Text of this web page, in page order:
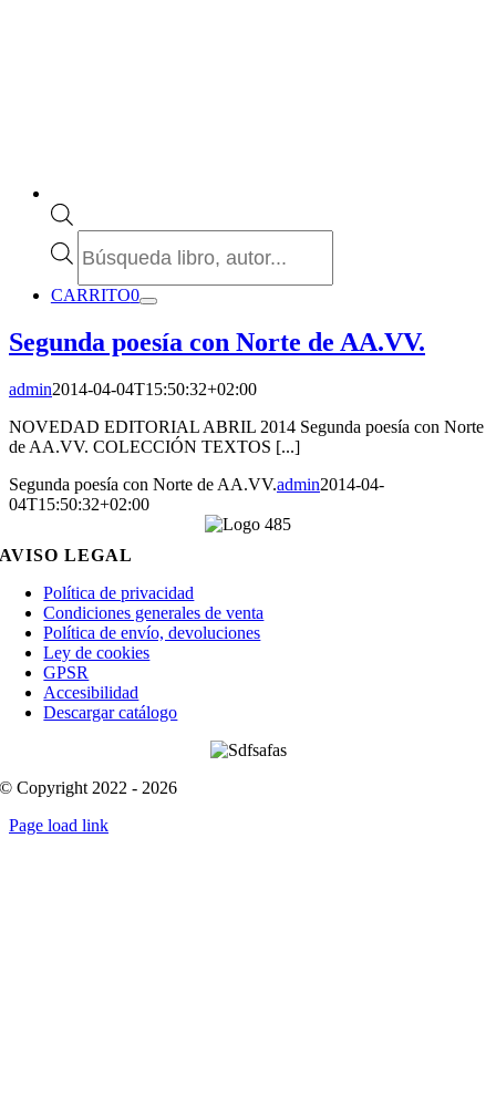
de
CARRITO0
Segunda poesía con Norte de AA.VV.
admin2014-04-04T15:50:32+02:00
NOVEDAD EDITORIAL ABRIL 2014 Segunda poesía con Norte
de AA.VV. COLECCIÓN TEXTOS [...]
Segunda poesía con Norte de AA.VV.admin2014-04-
04T15:50:32+02:00
AVISO LEGAL
Política de privacidad
Condiciones generales de venta
Política de envío, devoluciones
Ley de cookies
GPSR
Accesibilidad
Descargar catálogo
© Copyright 2022 - 2026
Page load link